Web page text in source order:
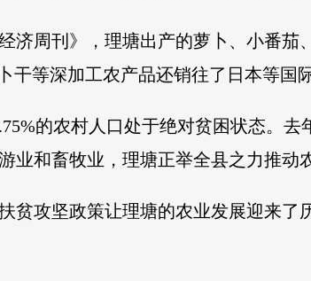
济周刊》，理塘出产的萝卜、小番
干等深加工农产品还销往了日本等国
的农村人口处于绝对贫困状态。
业和畜牧业，理塘正举全县之力推动
贫攻坚政策让理塘的农业发展迎来